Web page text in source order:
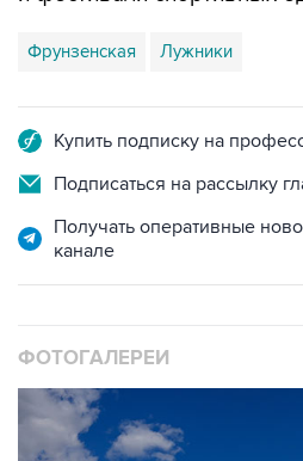
Фрунзенская Лужники
Купить подписку на
Подписаться на рассылку
Получать оперативные
канале
ФОТОГАЛЕРЕИ